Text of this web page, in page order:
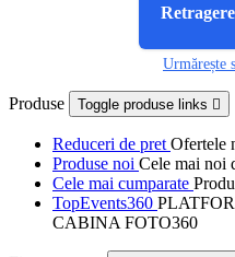
Urmărește
Produse Toggle produse links 
Reduceri de pret Ofertele
Produse noi Cele mai noi
Cele mai cumparate
TopEvents360
CABINA FOTO360